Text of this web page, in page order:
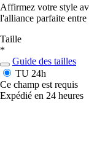
Affirmez votre style
l'alliance parfaite
Taille
*
Guide des tailles
TU 24h
Ce champ est requis
Expédié en 24 heures